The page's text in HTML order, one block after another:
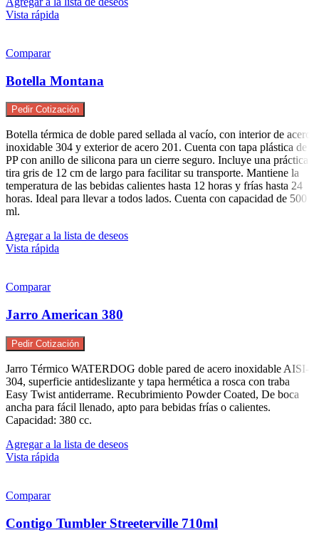
Vista rápida
Comparar
Botella Montana
Pedir Cotización
Botella térmica de doble pared sellada al vacío, con interior de acero
inoxidable 304 y exterior de acero 201. Cuenta con tapa plástica de
PP con anillo de silicona para un cierre seguro. Incluye una práctica
tira gris de 12 cm de largo para facilitar su transporte. Mantiene la
temperatura de las bebidas calientes hasta 12 horas y frías hasta 24
horas. Ideal para llevar a todos lados. Cuenta con capacidad de 500
ml.
Agregar a la lista de deseos
Vista rápida
Comparar
Jarro American 380
Pedir Cotización
Jarro Térmico WATERDOG doble pared de acero inoxidable AISI-
304, superficie antideslizante y tapa hermética a rosca con traba
Easy Twist antiderrame. Recubrimiento Powder Coated, De boca
ancha para fácil llenado, apto para bebidas frías o calientes.
Capacidad: 380 cc.
Agregar a la lista de deseos
Vista rápida
Comparar
Contigo Tumbler Streeterville 710ml